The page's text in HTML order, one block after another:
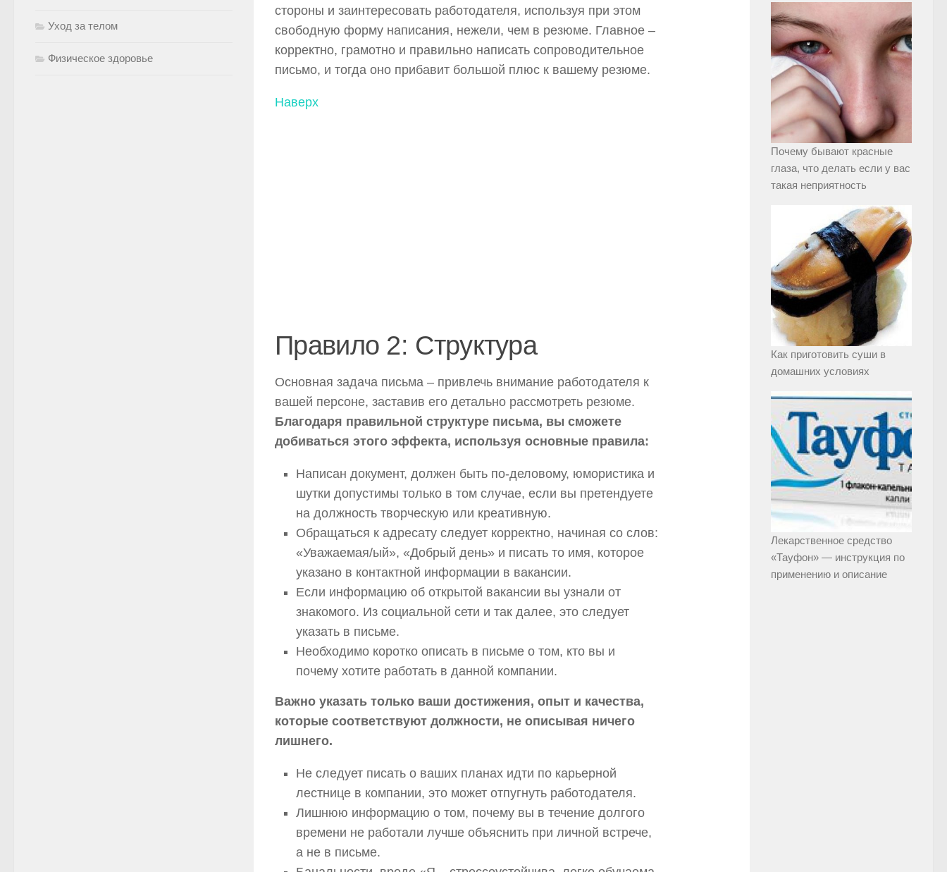
стороны и заинтересовать работодателя, используя при этом
свободную форму написания, нежели, чем в резюме. Главное –
корректно, грамотно и правильно написать сопроводительное
письмо, и тогда оно прибавит большой плюс к вашему резюме.
Наверх
Правило 2: Структура
Основная задача письма – привлечь внимание работодателя к
вашей персоне, заставив его детально рассмотреть резюме.
Благодаря правильной структуре письма, вы сможете
добиваться этого эффекта, используя основные правила:
Написан документ, должен быть по-деловому, юмористика и
шутки допустимы только в том случае, если вы претендуете
на должность творческую или креативную.
Обращаться к адресату следует корректно, начиная со слов:
«Уважаемая/ый», «Добрый день» и писать то имя, которое
указано в контактной информации в вакансии.
Если информацию об открытой вакансии вы узнали от
знакомого. Из социальной сети и так далее, это следует
указать в письме.
Необходимо коротко описать в письме о том, кто вы и
почему хотите работать в данной компании.
Важно указать только ваши достижения, опыт и качества,
которые соответствуют должности, не описывая ничего
лишнего.
Не следует писать о ваших планах идти по карьерной
лестнице в компании, это может отпугнуть работодателя.
Лишнюю информацию о том, почему вы в течение долгого
времени не работали лучше объяснить при личной встрече,
а не в письме.
Уход за телом
Физическое здоровье
Почему бывают красные
глаза, что делать если у вас
такая неприятность
Как приготовить суши в
домашних условиях
Лекарственное средство
«Тауфон» — инструкция по
применению и описание